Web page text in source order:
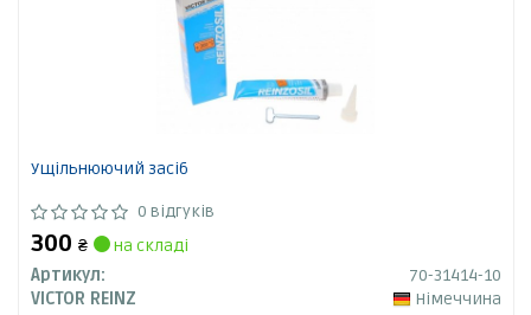
Ущільнюючий засіб
0 відгуків
300 ₴
на складі
Артикул:
70-31414-10
VICTOR REINZ
Німеччина